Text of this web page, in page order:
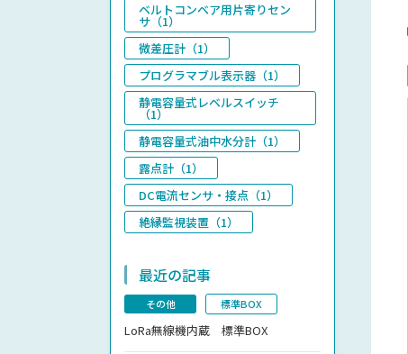
ベルトコンベア用片寄りセン
サ（1）
微差圧計（1）
プログラマブル表示器（1）
静電容量式レベルスイッチ
（1）
静電容量式油中水分計（1）
露点計（1）
DC電流センサ・接点（1）
絶縁監視装置（1）
最近の記事
その他 標準BOX
LoRa無線機内蔵 標準BOX